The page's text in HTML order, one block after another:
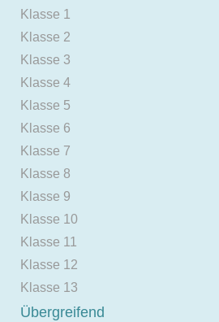
Klasse 1
Klasse 2
Klasse 3
Klasse 4
Klasse 5
Klasse 6
Klasse 7
Klasse 8
Klasse 9
Klasse 10
Klasse 11
Klasse 12
Klasse 13
Übergreifend